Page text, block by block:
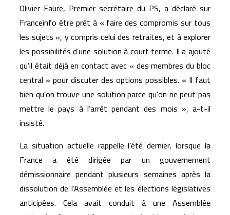
Olivier Faure, Premier secrétaire du PS, a déclaré sur
Franceinfo être prêt à « faire des compromis sur tous
les sujets », y compris celui des retraites, et à explorer
les possibilités d’une solution à court terme. Il a ajouté
qu’il était déjà en contact avec « des membres du bloc
central » pour discuter des options possibles. « Il faut
bien qu’on trouve une solution parce qu’on ne peut pas
mettre le pays à l’arrêt pendant des mois », a-t-il
insisté.
La situation actuelle rappelle l’été dernier, lorsque la
France a été dirigée par un gouvernement
démissionnaire pendant plusieurs semaines après la
dissolution de l’Assemblée et les élections législatives
anticipées. Cela avait conduit à une Assemblée